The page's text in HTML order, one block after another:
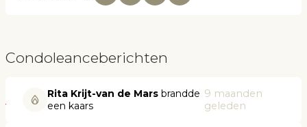
Condoleanceberichten
Rita Krijt-van de Mars brandde
een kaars
9 maanden
geleden